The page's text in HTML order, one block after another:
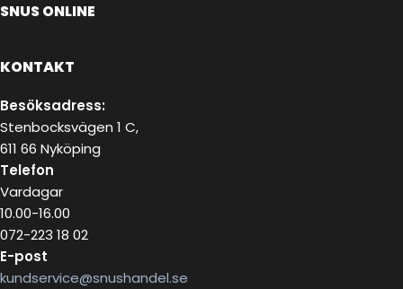
SNUS ONLINE
KONTAKT
Besöksadress:
Stenbocksvägen 1 C,
611 66 Nyköping
Telefon
Vardagar
10.00-16.00
072-223 18 02
E-post
kundservice@snushandel.se